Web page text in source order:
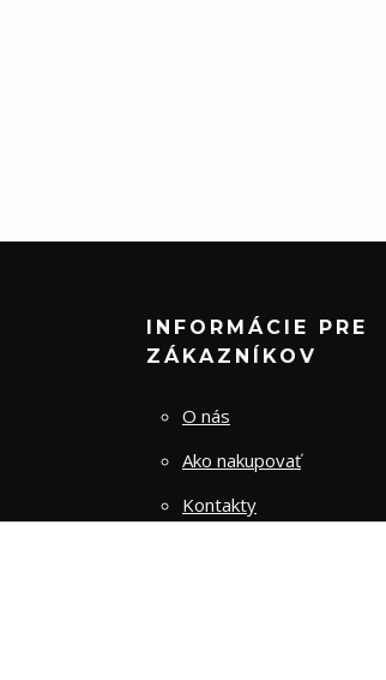
INFORMÁCIE PRE
ZÁKAZNÍKOV
O nás
Ako nakupovať
Kontakty